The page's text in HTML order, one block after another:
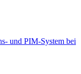
und PIM-System bei